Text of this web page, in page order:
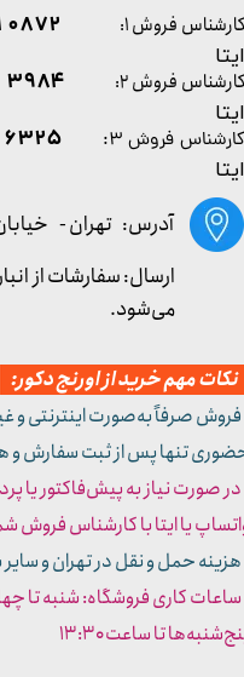
کارشناس فروش ۳: ۶۳۲۵ ۰۲۱ ۰۹۳۶
ایتا
آدرس: تهران -
مهم خرید از اورنج دکور:
صرفاً به‌صورت اینترنتی و
تنها پس از ثبت سفارش و
صورت نیاز به پیش‌فاکتور یا
یا ایتا با کارشناس فروش شماره ۱ تماس
حمل و نقل در تهران و
تا ساعت ۱۳:۳۰​​​​​​​
کارشناس فروش ۱: 0872 021 0936
ایتا
کارشناس فروش ۲:
۳۹۸۴ ۰۲۱ ۰۹۳۶
ایتا
ارسال: سفارشات از
می‌شود.